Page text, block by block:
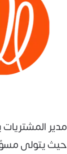
مدير
حيث يتولى